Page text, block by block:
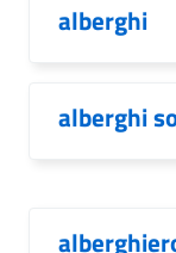
alberghi
alberghi